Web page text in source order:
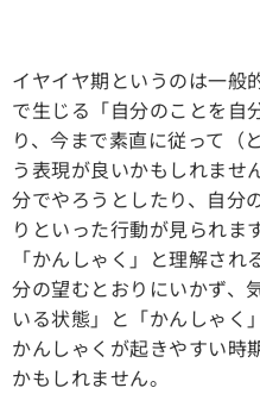
イヤイヤ期というのは一般
で生じる「自分のことを自
り、今まで素直に従って（
う表現が良いかもしれませ
分でやろうとしたり、自分
りといった行動が見られます
「かんしゃく」と理解さ
分の望むとおりにいかず、
いる状態」と「かんしゃく
かんしゃくが起きやすい時
かもしれません。